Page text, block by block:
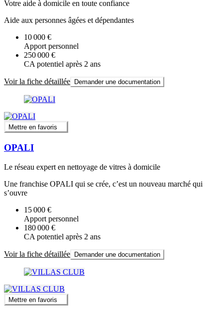
Votre aide à domicile en toute confiance
Aide aux personnes âgées et dépendantes
10 000 €
Apport personnel
250 000 €
CA potentiel après 2 ans
Voir la fiche détaillée Demander une documentation
Mettre en favoris
OPALI
Le réseau expert en nettoyage de vitres à domicile
Une franchise OPALI qui se crée, c’est un nouveau marché qui
s’ouvre
15 000 €
Apport personnel
180 000 €
CA potentiel après 2 ans
Voir la fiche détaillée Demander une documentation
Mettre en favoris